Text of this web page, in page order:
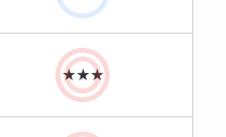
★★★